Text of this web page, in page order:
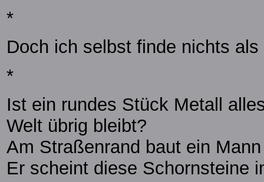
*
Doch ich selbst finde nichts
*
Ist ein rundes Stück Metall
Welt übrig bleibt?
Am Straßenrand baut ein
Er scheint diese Schornsteine